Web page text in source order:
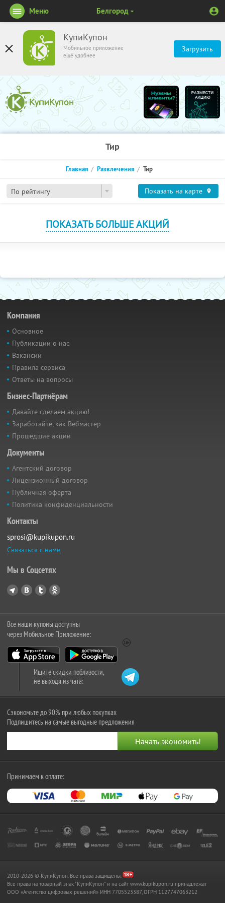
КупиКупон
Мобильное приложение
ещё удобнее
Загрузить
Меню Белгород
Тир
По рейтингу
Главная Развлечения Тир
Показать на карте
ПОКАЗАТЬ БОЛЬШЕ АКЦИЙ
Компания
Основное
Публикации о нас
Вакансии
Правила сервиса
Ответы на вопросы
Бизнес-Партнёрам
Давайте сделаем акцию!
Заработайте, как Вебмастер
Прошедшие акции
Документы
Агентский договор
Лицензионный договор
Публичная оферта
Политика конфиденциальности
Контакты
sprosi@kupikupon.ru
Связаться с нами
Мы в Соцсетях
Все наши купоны доступны
через Мобильное Приложение:
Ищите скидки поблизости,
не выходя из чата:
Сэкономьте до 90% при любых покупках
Подпишитесь на самые выгодные предложения
Принимаем к оплате:
2010-2026 © КупиКупон. Все права защищены.
Все права на товарный знак "КупиКупон" и на сайт www.kupikupon.ru принадлежат
OOO «Агентство цифровых решений» ИНН 7705523387, ОГРН 1127747063212